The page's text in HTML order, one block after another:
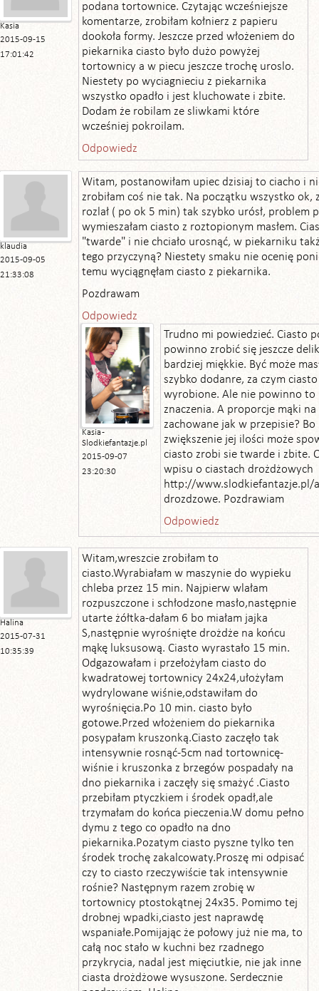
Kasia
2015-09-15
17:01:42
podana tortownice. Czytając wcześniejsze
komentarze, zrobiłam kołnierz z papieru
dookoła formy. Jeszcze przed włożeniem do
piekarnika ciasto było dużo powyżej
tortownicy a w piecu jeszcze trochę uroslo.
Niestety po wyciagnieciu z piekarnika
wszystko opadło i jest kluchowate i zbite.
Dodam że robilam ze sliwkami które
wcześniej pokroilam.
Odpowiedz
klaudia
2015-09-05
21:33:08
Witam, postanowiłam upiec dzisiaj to ciacho i
zrobiłam coś nie tak. Na początku wszystko ok,
rozlał ( po ok 5 min) tak szybko urósł, problem
wymieszałam ciasto z roztopionym masłem.
"twarde" i nie chciało urosnąć, w piekarniku
tego przyczyną? Niestety smaku nie ocenię
temu wyciągnęłam ciasto z piekarnika.
Pozdrawam
Odpowiedz
Kasia -
Slodkiefantazje.pl
2015-09-07
23:20:30
Trudno mi powiedzieć. Ciasto
powinno zrobić się jeszcze
bardziej miękkie. Być może
szybko dodanre, za czym
wyrobione. Ale nie powinno to
znaczenia. A proporcje mąki na
zachowane jak w przepisie?
zwiększenie jej ilości może
ciasto zrobi sie twarde i zbite.
wpisu o ciastach drożdżowych
http://www.slodkiefantazje.pl/
drozdzowe. Pozdrawiam
Odpowiedz
Halina
2015-07-31
10:35:39
Witam,wreszcie zrobiłam to
ciasto.Wyrabiałam w maszynie do wypieku
chleba przez 15 min. Najpierw wlałam
rozpuszczone i schłodzone masło,następnie
utarte żółtka-dałam 6 bo miałam jajka
S,następnie wyrośnięte drożdże na końcu
mąkę luksusową. Ciasto wyrastało 15 min.
Odgazowałam i przełożyłam ciasto do
kwadratowej tortownicy 24x24,ułożyłam
wydrylowane wiśnie,odstawiłam do
wyrośnięcia.Po 10 min. ciasto było
gotowe.Przed włożeniem do piekarnika
posypałam kruszonką.Ciasto zaczęło tak
intensywnie rosnąć-5cm nad tortownicę-
wiśnie i kruszonka z brzegów pospadały na
dno piekarnika i zaczęły się smażyć .Ciasto
przebiłam ptyczkiem i środek opadł,ale
trzymałam do końca pieczenia.W domu pełno
dymu z tego co opadło na dno
piekarnika.Pozatym ciasto pyszne tylko ten
środek trochę zakalcowaty.Proszę mi odpisać
czy to ciasto rzeczywiście tak intensywnie
rośnie? Następnym razem zrobię w
tortownicy ptostokątnej 24x35. Pomimo tej
drobnej wpadki,ciasto jest naprawdę
wspaniałe.Pomijając że połowy już nie ma, to
całą noc stało w kuchni bez rzadnego
przykrycia, nadal jest mięciutkie, nie jak inne
ciasta drożdżowe wysuszone. Serdecznie